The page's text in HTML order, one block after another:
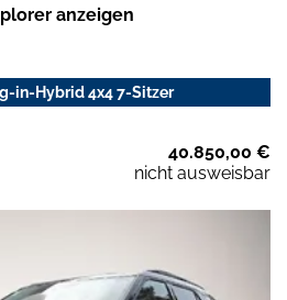
anzeigen
in-Hybrid 4x4 7-Sitzer
40.850,00 €
nicht ausweisbar